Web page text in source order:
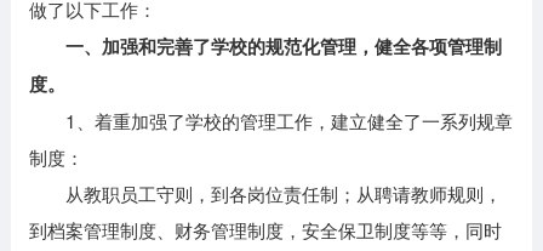
做了以下工作：
一、加强和完善了学校的规范化管理，健全各项管理制
度。
1、着重加强了学校的管理工作，建立健全了一系列规章
制度：
从教职员工守则，到各岗位责任制；从聘请教师规则，
到档案管理制度、财务管理制度，安全保卫制度等等，同时